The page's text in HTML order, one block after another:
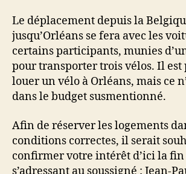
Le déplacement depuis la
jusqu’Orléans se fera avec les
certains participants, munies
pour transporter trois vélos. Il est
louer un vélo à Orléans, mais ce
dans le budget susmentionné.
Afin de réserver les logements
conditions correctes, il serait
confirmer votre intérêt d’ici la fin
s’adressant au soussigné : Jean-